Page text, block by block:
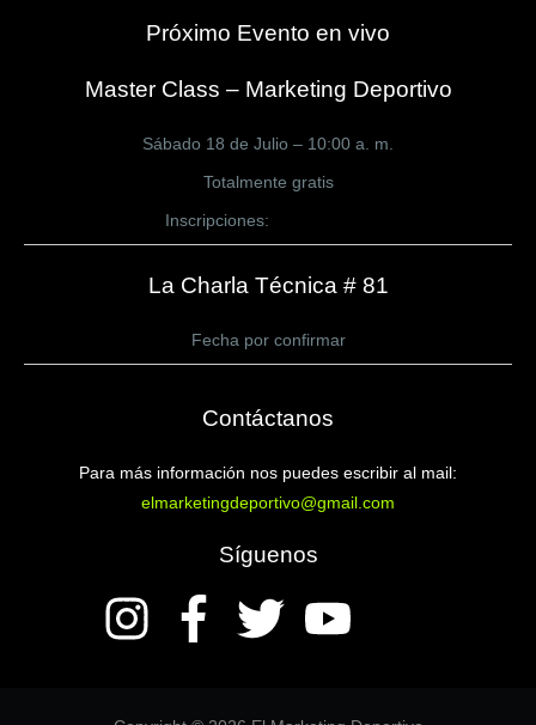
Próximo Evento en vivo
Master Class – Marketing Deportivo
Sábado 18 de Julio – 10:00 a. m.
Totalmente gratis
Inscripciones:
La Charla Técnica # 81
Fecha por confirmar
Contáctanos
Para más información nos puedes escribir al mail:
elmarketingdeportivo@gmail.com
Síguenos